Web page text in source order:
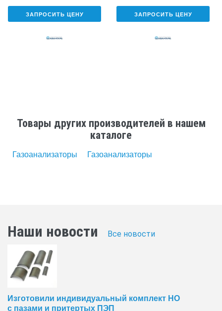
ЗАПРОСИТЬ ЦЕНУ ЗАПРОСИТЬ ЦЕНУ
Товары других производителей в нашем
каталоге
Газоанализаторы Газоанализаторы
Наши новости Все новости
Изготовили индивидуальный комплект НО
с пазами и притертых ПЭП